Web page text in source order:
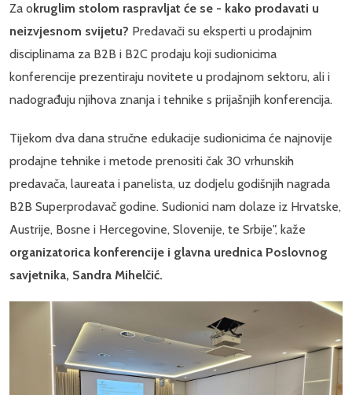
Za o kruglim stolom raspravljat će se - kako prodavati u
neizvjesnom svijetu? Predavači su eksperti u prodajnim
disciplinama za B2B i B2C prodaju koji sudionicima
konferencije prezentiraju novitete u prodajnom sektoru, ali i
nadograđuju njihova znanja i tehnike s prijašnjih konferencija.
Tijekom dva dana stručne edukacije sudionicima će najnovije
prodajne tehnike i metode prenositi čak 30 vrhunskih
predavača, laureata i panelista, uz dodjelu godišnjih nagrada
B2B Superprodavač godine. Sudionici nam dolaze iz Hrvatske,
Austrije, Bosne i Hercegovine, Slovenije, te Srbije", kaže
organizatorica konferencije i glavna urednica Poslovnog
savjetnika, Sandra Mihelčić.